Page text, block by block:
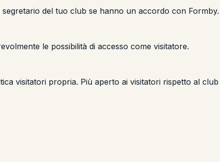
del tuo club se hanno un accordo con Formby.
le possibilità di accesso come visitatore.
visitatori propria. Più aperto ai visitatori rispetto al club